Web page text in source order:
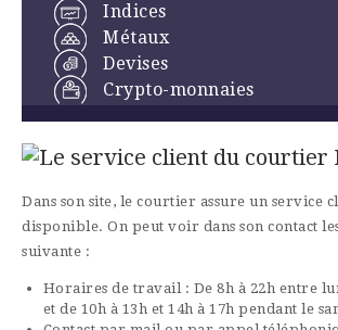
Indices
Métaux
Devises
Crypto-monnaies
Le service client du courtier
Dans son site, le courtier assure un service
disponible. On peut voir dans son contact
suivante :
Horaires de travail : De 8h à 22h entre
et de 10h à 13h et 14h à 17h pendant le